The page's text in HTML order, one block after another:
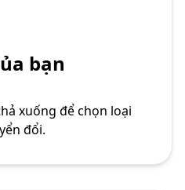
bạn
xuống để chọn loại
đổi.